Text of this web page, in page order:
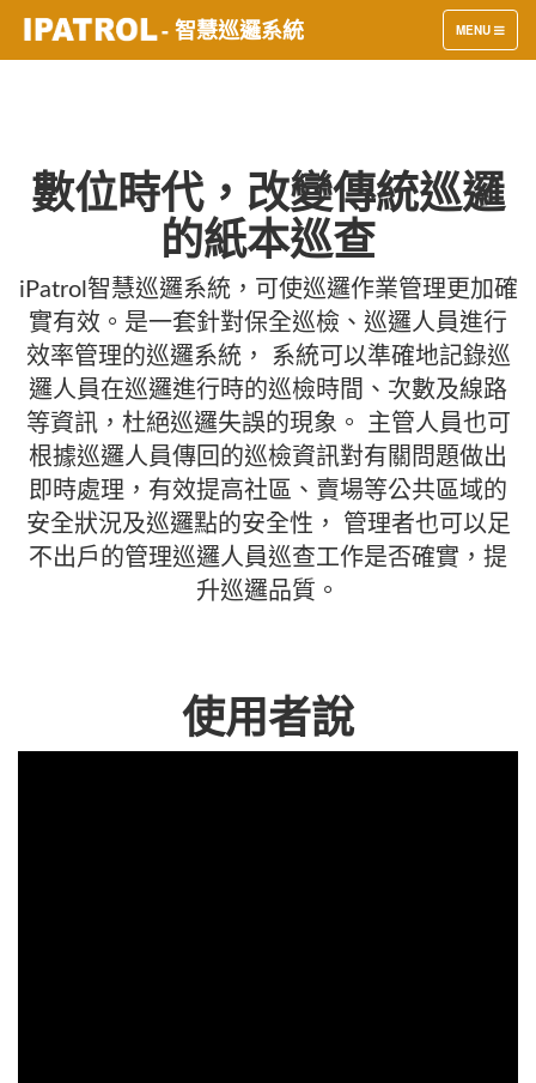
TOGGLE
NAVIGATION
MENU
- 智慧巡邏系統
數位時代，改變傳統巡邏
的紙本巡查
iPatrol智慧巡邏系統，可使巡邏作業管理更加確
實有效。是一套針對保全巡檢、巡邏人員進行
效率管理的巡邏系統， 系統可以準確地記錄巡
邏人員在巡邏進行時的巡檢時間、次數及線路
等資訊，杜絕巡邏失誤的現象。 主管人員也可
根據巡邏人員傳回的巡檢資訊對有關問題做出
即時處理，有效提高社區、賣場等公共區域的
安全狀況及巡邏點的安全性， 管理者也可以足
不出戶的管理巡邏人員巡查工作是否確實，提
升巡邏品質。
使用者說